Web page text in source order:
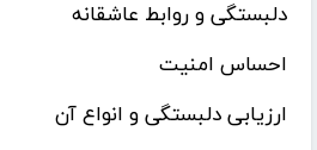
دلبستگی و روابط عاشقانه
احساس امنیت
ارزیابی دلبستگی و انواع آن